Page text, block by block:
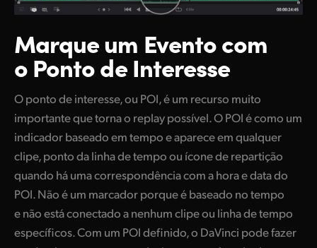
Marque um Eventocom
o Ponto de Interesse
O ponto de interesse, ou POI, é um recurso muito
importante que torna o replay possível. O POI é como um
indicador baseado em tempo e aparece em qualquer
clipe, ponto da linha de tempo ou ícone de repartição
quando há uma correspondência com a hora e data do
POI. Não é um marcador porque é baseado no tempo
e não está conectado a nenhum clipe ou linha de tempo
específicos. Com um POI definido, o DaVinci pode fazer